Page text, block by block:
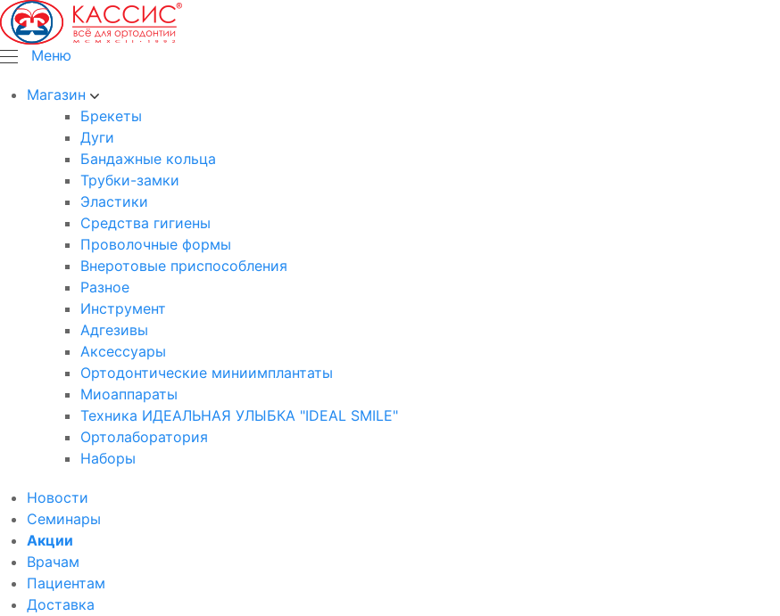
Меню
Магазин
Брекеты
Дуги
Бандажные кольца
Трубки-замки
Эластики
Средства гигиены
Проволочные формы
Внеротовые приспособления
Разное
Инструмент
Адгезивы
Аксессуары
Ортодонтические миниимплантаты
Миоаппараты
Техника ИДЕАЛЬНАЯ УЛЫБКА "IDEAL SMILE"
Ортолаборатория
Наборы
Новости
Семинары
Акции
Врачам
Пациентам
Доставка